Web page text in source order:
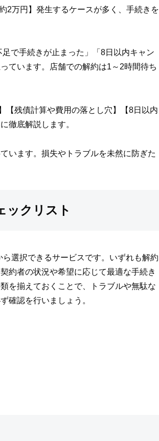
2万円】発生するケースが多く、手続きを
で手続きが止まった」「8日以内キャン
ています。店舗での解約は1～2時間待ち
【残債計算や費用の落とし穴】【8日以内
徹底解説します。
います。損失やトラブルを未然に防ぎた
ックリスト
選択できるサービスです。いずれも解約
約者の状況や希望に応じて最適な手続き
を揃えておくことで、トラブルや無駄な
確認を行いましょう。